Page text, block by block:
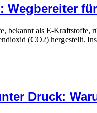
Wegbereiter
bekannt als E-Kraftstoffe,
(CO2) hergestellt.
Druck: